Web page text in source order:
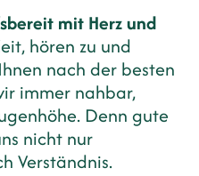
mit Herz und
hören zu und
nach der besten
immer nahbar,
Denn gute
nicht nur
Verständnis.